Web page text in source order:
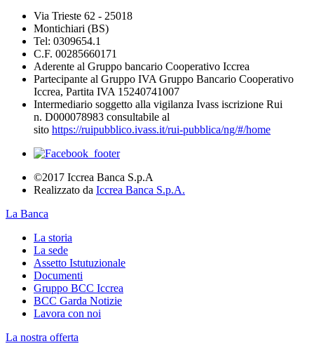
Via Trieste 62 - 25018
Montichiari (BS)
Tel: 0309654.1
C.F. 00285660171
Aderente al Gruppo bancario Cooperativo Iccrea
Partecipante al Gruppo IVA Gruppo Bancario Cooperativo
Iccrea, Partita IVA 15240741007
Intermediario soggetto alla vigilanza Ivass iscrizione Rui
n. D000078983 consultabile al
sito https://ruipubblico.ivass.it/rui-pubblica/ng/#/home
©2017 Iccrea Banca S.p.A
Realizzato da Iccrea Banca S.p.A.
La Banca
La storia
La sede
Assetto Istutuzionale
Documenti
Gruppo BCC Iccrea
BCC Garda Notizie
Lavora con noi
La nostra offerta